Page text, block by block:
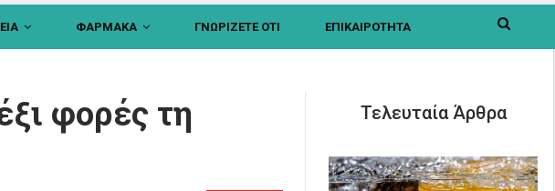
ΦΑΡΜΑΚΑ ΓΝΩΡΙΖΕΤΕ ΟΤΙ ΕΠΙΚΑΙΡΟΤΗΤΑ
φορές τη
Τελευταία Άρθρα